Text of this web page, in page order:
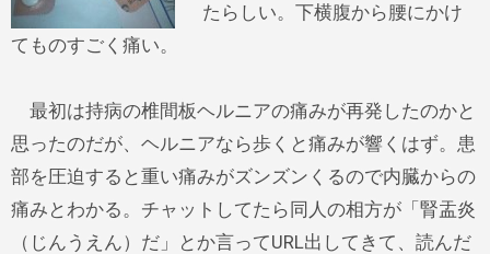
たらしい。下横腹から腰にかけ
てものすごく痛い。
最初は持病の椎間板ヘルニアの痛みが再発したのかと
思ったのだが、ヘルニアなら歩くと痛みが響くはず。患
部を圧迫すると重い痛みがズンズンくるので内臓からの
痛みとわかる。チャットしてたら同人の相方が「腎盂炎
（じんうえん）だ」とか言ってURL出してきて、読んだ